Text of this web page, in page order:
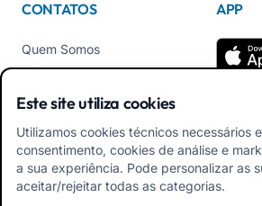
CONTATOS
Quem Somos
Tel +39 02 84152514
APP
Baixe o
Baixar
Este site utiliza cookies
Utilizamos cookies técnicos necessários
consentimento, cookies de análise e
a sua experiência. Pode personalizar as
aceitar/rejeitar todas as categorias.